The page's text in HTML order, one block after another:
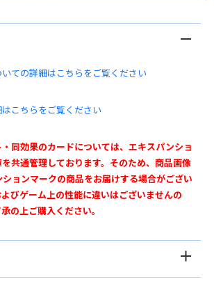
ての詳細はこちらをご覧ください
こちらをご覧ください
同効果のカードについては、エキスパンショ
共通管理しております。そのため、商品画像
ョンマークの商品をお届けする場合がござい
びゲーム上の性能に違いはございませんの
の上ご購入ください。